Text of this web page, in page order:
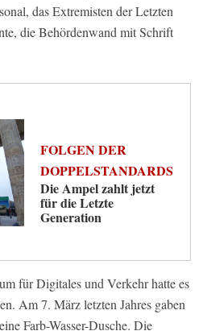
das Extremisten der Letzten
die Behördenwand mit Schrift
FOLGEN DER
DOPPELSTANDARDS
Die Ampel zahlt jetzt
für die Letzte
Generation
für Digitales und Verkehr hatte es
Am 7. März letzten Jahres gaben
Farb-Wasser-Dusche. Die